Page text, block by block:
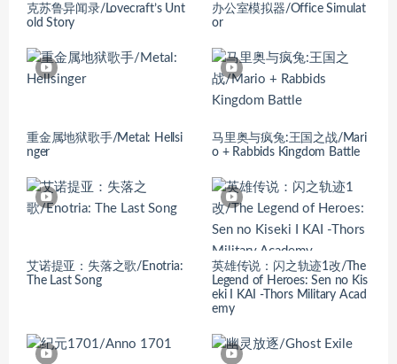
克苏鲁异闻录/Lovecraft’s Unt
old Story
办公室模拟器/Office Simulat
or
重金属地狱歌手/Metal: Hellsi
nger
马里奥与疯兔:王国之战/Mari
o + Rabbids Kingdom Battle
艾诺提亚：失落之歌/Enotria:
The Last Song
英雄传说：闪之轨迹1改/The
Legend of Heroes: Sen no Kis
eki I KAI -Thors Military Acad
emy